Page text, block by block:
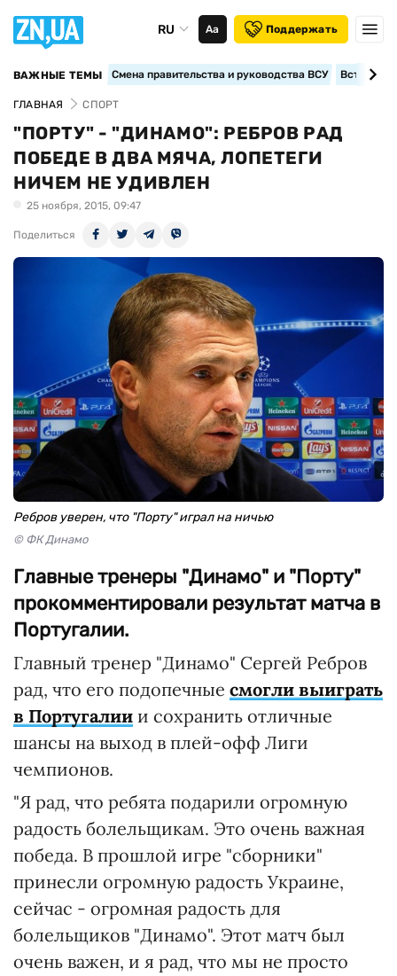
RU Аа Поддержать
ВАЖНЫЕ ТЕМЫ Смена правительства и руководства ВСУ
ГЛАВНАЯ СПОРТ
"ПОРТУ" - "ДИНАМО": РЕБРОВ РАД
ПОБЕДЕ В ДВА МЯЧА, ЛОПЕТЕГИ
НИЧЕМ НЕ УДИВЛЕН
25 ноября, 2015, 09:47
Поделиться
Ребров уверен, что "Порту" играл на ничью
© ФК Динамо
Главные тренеры "Динамо" и "Порту"
прокомментировали результат матча в
Португалии.
Главный тренер "Динамо" Сергей Ребров
рад, что его подопечные смогли выиграть
в Португалии и сохранить отличные
шансы на выход в плей-офф Лиги
чемпионов.
"Я рад, что ребята подарили огромную
радость болельщикам. Это очень важная
победа. В прошлой игре "сборники"
принесли огромную радость Украине,
сейчас - огромная радость для
болельщиков "Динамо". Этот матч был
очень важен, и я рад, что мы не просто